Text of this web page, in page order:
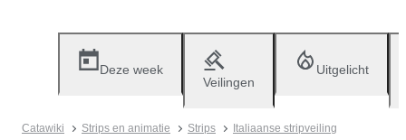
Deze week
Veilingen
Uitgelicht
Catawiki Strips en animatie Strips Italiaanse stripveiling